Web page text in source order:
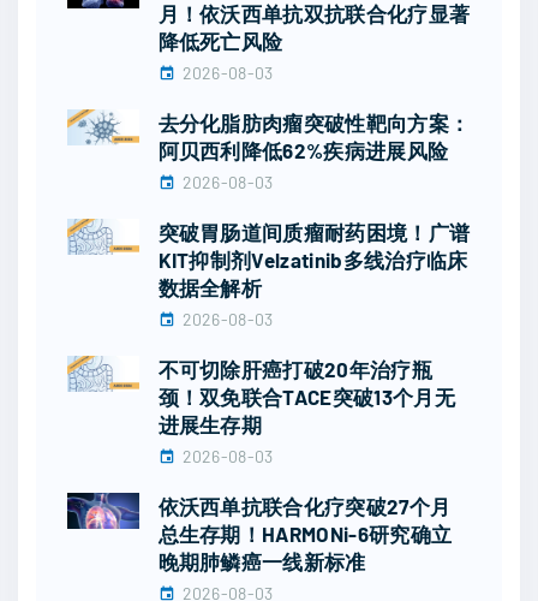
月！依沃西单抗双抗联合化疗显著
降低死亡风险
2026-08-03
去分化脂肪肉瘤突破性靶向方案：
阿贝西利降低62%疾病进展风险
2026-08-03
突破胃肠道间质瘤耐药困境！广谱
KIT抑制剂Velzatinib多线治疗临床
数据全解析
2026-08-03
不可切除肝癌打破20年治疗瓶
颈！双免联合TACE突破13个月无
进展生存期
2026-08-03
依沃西单抗联合化疗突破27个月
总生存期！HARMONi-6研究确立
晚期肺鳞癌一线新标准
2026-08-03